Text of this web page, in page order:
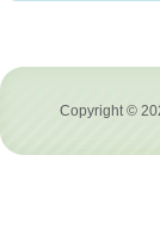
Copyright ©